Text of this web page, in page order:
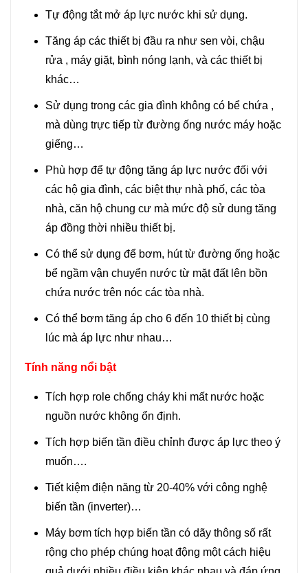
Tự động tắt mở áp lực nước khi sử dụng.
Tăng áp các thiết bị đầu ra như sen vòi, chậu
rửa , máy giặt, bình nóng lạnh, và các thiết bị
khác…
Sử dụng trong các gia đình không có bể chứa ,
mà dùng trực tiếp từ đường ống nước máy hoặc
giếng…
Phù hợp để tự động tăng áp lực nước đối với
các hộ gia đình, các biệt thự nhà phố, các tòa
nhà, căn hộ chung cư mà mức độ sử dung tăng
áp đồng thời nhiều thiết bị.
Có thể sử dụng để bơm, hút từ đường ống hoặc
bể ngầm vận chuyển nước từ mặt đất lên bồn
chứa nước trên nóc các tòa nhà.
Có thể bơm tăng áp cho 6 đến 10 thiết bị cùng
lúc mà áp lực như nhau…
Tính năng nổi bật
Tích hợp role chống cháy khi mất nước hoặc
nguồn nước không ổn định.
Tích hợp biến tần điều chỉnh được áp lực theo ý
muốn….
Tiết kiệm điện năng từ 20-40% với công nghệ
biến tần (inverter)…
Máy bơm tích hợp biến tần có dãy thông số rất
rộng cho phép chúng hoạt động một cách hiệu